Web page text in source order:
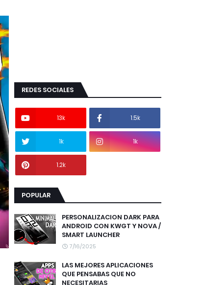
REDES SOCIALES
13k 1.5k
1k 1k
1.2k
POPULAR
PERSONALIZACION DARK PARA
ANDROID CON KWGT Y NOVA /
SMART LAUNCHER
7/16/2025
LAS MEJORES APLICACIONES
QUE PENSABAS QUE NO
NECESITARIAS